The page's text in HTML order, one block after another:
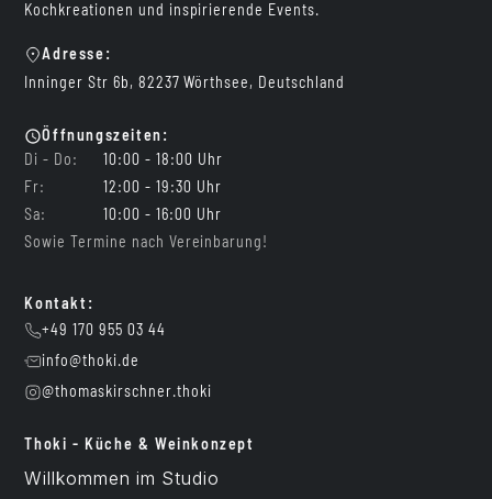
Kochkreationen und inspirierende Events.
Adresse:
Inninger Str 6b, 82237 Wörthsee, Deutschland
Öffnungszeiten:
Di - Do:
10:00 - 18:00 Uhr
Fr:
12:00 - 19:30 Uhr
Sa:
10:00 - 16:00 Uhr
Sowie Termine nach Vereinbarung!
Kontakt:
+49 170 955 03 44
info@thoki.de
@thomaskirschner.thoki
Thoki - Küche & Weinkonzept
Willkommen im Studio